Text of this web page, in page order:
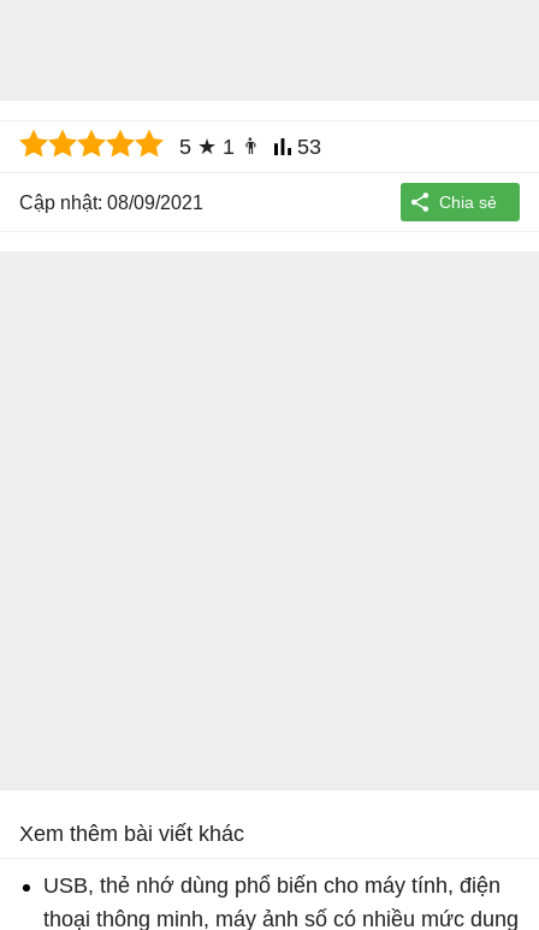
5 ★ 1 👨 53
Cập nhật: 08/09/2021
Xem thêm bài viết khác
USB, thẻ nhớ dùng phổ biến cho máy tính, điện
thoại thông minh, máy ảnh số có nhiều mức dung